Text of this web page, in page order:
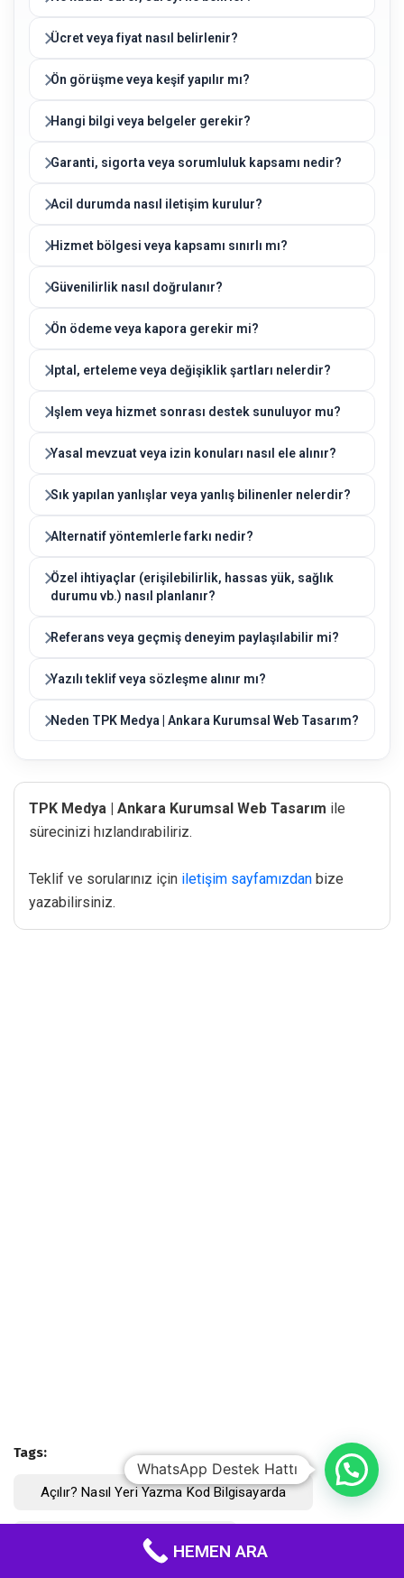
Ücret veya fiyat nasıl belirlenir?
Ön görüşme veya keşif yapılır mı?
Hangi bilgi veya belgeler gerekir?
Garanti, sigorta veya sorumluluk kapsamı nedir?
Acil durumda nasıl iletişim kurulur?
Hizmet bölgesi veya kapsamı sınırlı mı?
Güvenilirlik nasıl doğrulanır?
Ön ödeme veya kapora gerekir mi?
Iptal, erteleme veya değişiklik şartları nelerdir?
Işlem veya hizmet sonrası destek sunuluyor mu?
Yasal mevzuat veya izin konuları nasıl ele alınır?
Sık yapılan yanlışlar veya yanlış bilinenler nelerdir?
Alternatif yöntemlerle farkı nedir?
Özel ihtiyaçlar (erişilebilirlik, hassas yük, sağlık
durumu vb.) nasıl planlanır?
Referans veya geçmiş deneyim paylaşılabilir mi?
Yazılı teklif veya sözleşme alınır mı?
Neden TPK Medya | Ankara Kurumsal Web Tasarım?
TPK Medya | Ankara Kurumsal Web Tasarım ile
sürecinizi hızlandırabiliriz.
Teklif ve sorularınız için iletişim sayfamızdan bize
yazabilirsiniz.
Tags:
Açılır? Nasıl Yeri Yazma Kod Bilgisayarda
Adım Adım Bilgisayarda Kod
WhatsApp Destek Hattı
HEMEN ARA